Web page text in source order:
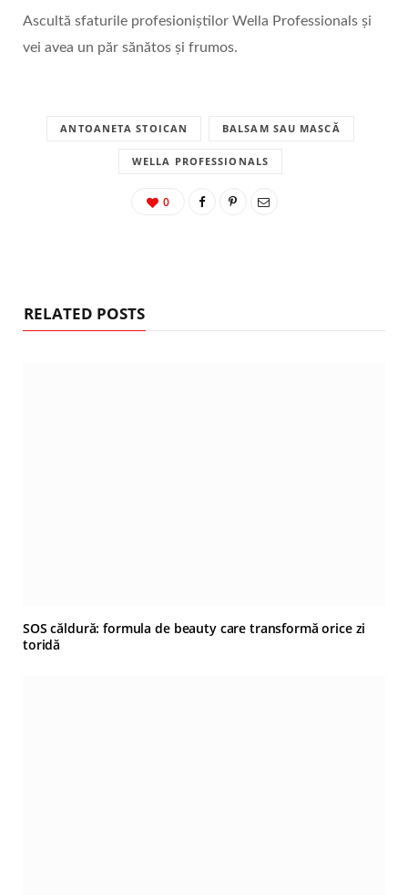
Ascultă sfaturile profesioniștilor Wella Professionals și
vei avea un păr sănătos și frumos.
ANTOANETA STOICAN BALSAM SAU MASCĂ
WELLA PROFESSIONALS
0
RELATED POSTS
SOS căldură: formula de beauty care transformă orice zi
toridă